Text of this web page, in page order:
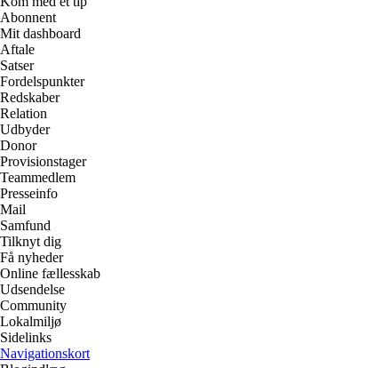
Abonnent
Mit dashboard
Aftale
Satser
Fordelspunkter
Redskaber
Relation
Udbyder
Donor
Provisionstager
Teammedlem
Presseinfo
Mail
Samfund
Tilknyt dig
Få nyheder
Online fællesskab
Udsendelse
Community
Lokalmiljø
Sidelinks
Navigationskort